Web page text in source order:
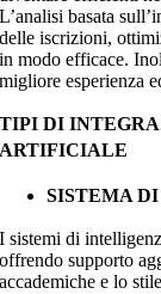
L’analisi basata
delle iscrizioni,
in modo efficace.
migliore esperienza
TIPI DI
ARTIFICIALE
SISTEMA
I sistemi di
offrendo supporto
accademiche e lo